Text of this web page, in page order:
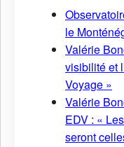
le
Valérie
visibilité et
Voyage »
Valérie
EDV : «
seront